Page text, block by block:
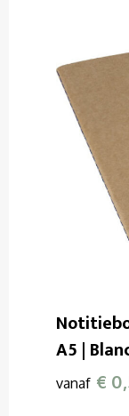
A5 |
vanaf €